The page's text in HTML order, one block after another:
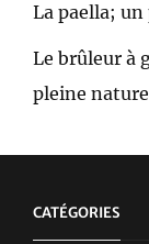
La paella;
Le brûleur à
pleine nature
CATÉGORIES